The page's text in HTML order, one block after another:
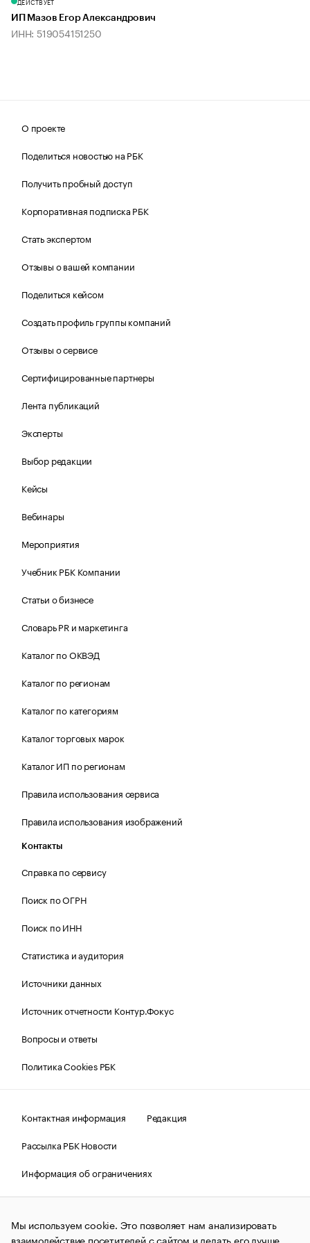
ИП Мазов Егор Александрович
ИНН: 519054151250
О проекте
Поделиться новостью на РБК
Получить пробный доступ
Корпоративная подписка РБК
Стать экспертом
Отзывы о вашей компании
Поделиться кейсом
Создать профиль группы компаний
Отзывы о сервисе
Сертифицированные партнеры
Лента публикаций
Эксперты
Выбор редакции
Кейсы
Вебинары
Мероприятия
Учебник РБК Компании
Статьи о бизнесе
Словарь PR и маркетинга
Каталог по ОКВЭД
Каталог по регионам
Каталог по категориям
Каталог торговых марок
Каталог ИП по регионам
Правила использования сервиса
Правила использования изображений
Контакты
Справка по сервису
Поиск по ОГРН
Поиск по ИНН
Статистика и аудитория
Источники данных
Источник отчетности Контур.Фокус
Вопросы и ответы
Политика Cookies РБК
Контактная информация
Редакция
Рассылка РБК Новости
Информация об ограничениях
Правовая информация
О соблюдении авторских прав
© АО «РОСБИЗНЕСКОНСАЛТИНГ»,1995–2026.Сообщения
и материалы информационного агентства «РБК»
Мы используем cookie. Это позволяет нам анализировать
взаимодействие посетителей с сайтом и делать его лучше.